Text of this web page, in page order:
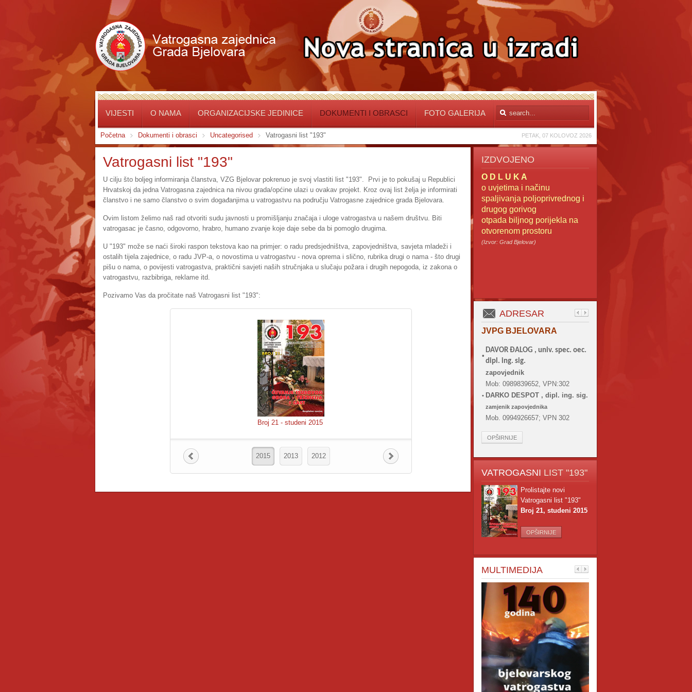
VIJESTI O NAMA ORGANIZACIJSKE JEDINICE DOKUMENTI I OBRASCI FOTO GALERIJA
PETAK, 07 KOLOVOZ 2026
Početna Dokumenti i obrasci Uncategorised Vatrogasni list "193"
Vatrogasni list "193"
U cilju što boljeg informiranja članstva, VZG Bjelovar pokrenuo je svoj vlastiti list "193". Prvi je to pokušaj u Republici
Hrvatskoj da jedna Vatrogasna zajednica na nivou grada/općine ulazi u ovakav projekt. Kroz ovaj list želja je informirati
članstvo i ne samo članstvo o svim događanjima u vatrogastvu na području Vatrogasne zajednice grada Bjelovara.
Ovim listom želimo naš rad otvoriti sudu javnosti u promišljanju značaja i uloge vatrogastva u našem društvu. Biti
vatrogasac je časno, odgovorno, hrabro, humano zvanje koje daje sebe da bi pomoglo drugima.
U "193" može se naći široki raspon tekstova kao na primjer: o radu predsjedništva, zapovjedništva, savjeta mladeži i
ostalih tijela zajednice, o radu JVP-a, o novostima u vatrogastvu - nova oprema i slično, rubrika drugi o nama - što drugi
pišu o nama, o povijesti vatrogastva, praktični savjeti naših stručnjaka u slučaju požara i drugih nepogoda, iz zakona o
vatrogastvu, razbibriga, reklame itd.
Pozivamo Vas da pročitate naš Vatrogasni list "193":
Broj 21 - studeni 2015
2015 2013 2012
IZDVOJENO
O D L U K A
o uvjetima i načinu
spaljivanja poljoprivrednog i
drugog gorivog
otpada biljnog porijekla na
otvorenom prostoru
(Izvor: Grad Bjelovar)
ADRESAR
JVPG BJELOVARA
•
DAVOR ĐALOG , univ. spec. oec.
dipl. ing. sig.
zapovjednik
Mob: 0989839652, VPN:302
• DARKO DESPOT , dipl. ing. sig.
zamjenik zapovjednika
Mob. 0994926657; VPN 302
OPŠIRNIJE
VATROGASNI LIST "193"
Prolistajte novi
Vatrogasni list "193"
Broj 21, studeni 2015
OPŠIRNIJE
MULTIMEDIJA